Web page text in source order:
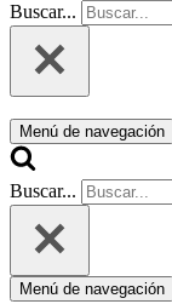
Buscar...
Menú de navegación
Buscar...
Menú de navegación